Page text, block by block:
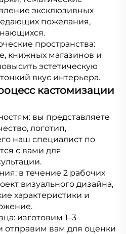
эксклюзивных
пожелания,
пространства:
книжных магазинов и
эстетическую
вкус интерьера.
кастомизации
вы представляете
логотип,
наш специалист по
с вами для
в течение 2 рабочих
визуального дизайна,
характеристики и
изготовим 1–3
отправим вам для оценки